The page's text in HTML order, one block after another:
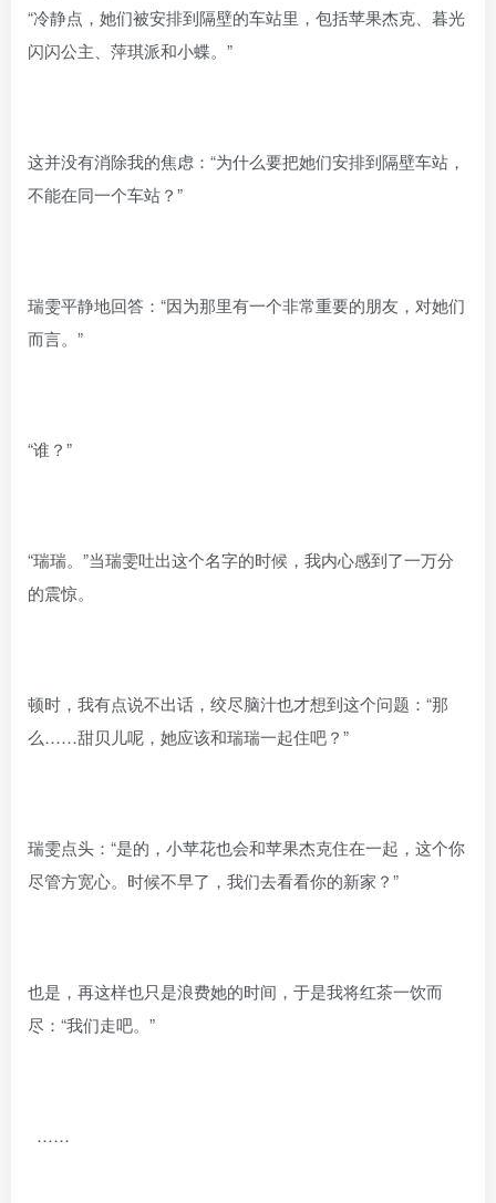
“冷静点，她们被安排到隔壁的车站里，包括苹果杰克、暮光
闪闪公主、萍琪派和小蝶。”
这并没有消除我的焦虑：“为什么要把她们安排到隔壁车站，
不能在同一个车站？”
瑞雯平静地回答：“因为那里有一个非常重要的朋友，对她们
而言。”
“谁？”
“瑞瑞。”当瑞雯吐出这个名字的时候，我内心感到了一万分
的震惊。
顿时，我有点说不出话，绞尽脑汁也才想到这个问题：“那
么……甜贝儿呢，她应该和瑞瑞一起住吧？”
瑞雯点头：“是的，小苹花也会和苹果杰克住在一起，这个你
尽管方宽心。时候不早了，我们去看看你的新家？”
也是，再这样也只是浪费她的时间，于是我将红茶一饮而
尽：“我们走吧。”
……